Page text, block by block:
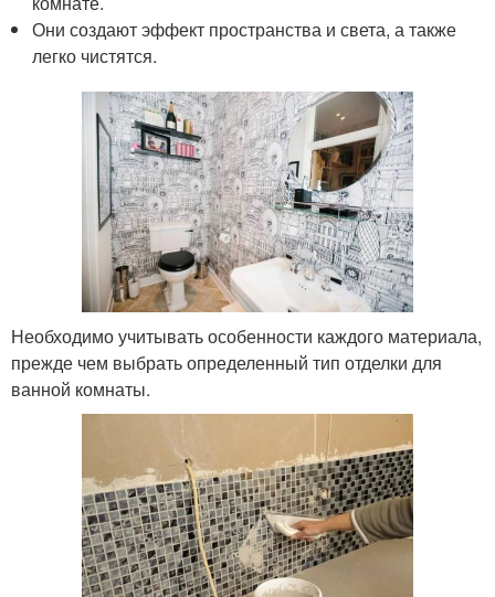
Они создают эффект пространства и света, а также
легко чистятся.
Необходимо учитывать особенности каждого материала,
прежде чем выбрать определенный тип отделки для
ванной комнаты.